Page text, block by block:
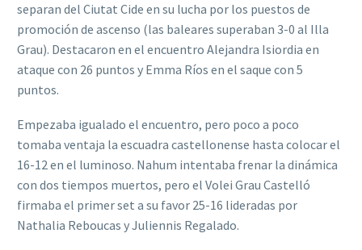
separan del Ciutat Cide en su lucha por los puestos de
promoción de ascenso (las baleares superaban 3-0 al Illa
Grau). Destacaron en el encuentro Alejandra Isiordia en
ataque con 26 puntos y Emma Ríos en el saque con 5
puntos.
Empezaba igualado el encuentro, pero poco a poco
tomaba ventaja la escuadra castellonense hasta colocar el
16-12 en el luminoso. Nahum intentaba frenar la dinámica
con dos tiempos muertos, pero el Volei Grau Castelló
firmaba el primer set a su favor 25-16 lideradas por
Nathalia Reboucas y Juliennis Regalado.